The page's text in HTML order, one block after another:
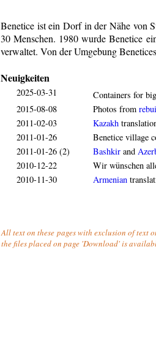
Benetice ist ein Dorf in der Nähe von
30 Menschen. 1980 wurde Benetice
verwaltet. Von der Umgebung
Neuigkeiten
2025-03-31
Containers for
2015-08-08
Photos from
2011-02-03
Kazakh
2011-01-26
Benetice village
2011-01-26 (2)
Bashkir and
2010-12-22
Wir wünschen
2010-11-30
Armenian
All text on these pages with exclusion of text
the files placed on page 'Download' is